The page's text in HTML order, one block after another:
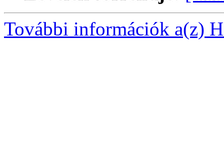
További információk a(z)